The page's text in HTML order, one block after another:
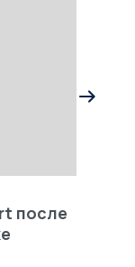
после